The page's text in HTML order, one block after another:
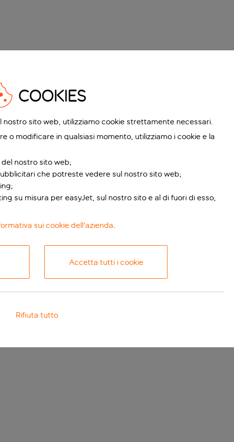
COOKIES
sito web, utilizziamo cookie strettamente necessari.
o modificare in qualsiasi momento, utilizziamo i cookie e la
nostro sito web;
che potreste vedere sul nostro sito web;
su misura per easyJet, sul nostro sito e al di fuori di esso,
sui cookie dell'azienda.
Accetta tutti i cookie
Rifiuta tutto